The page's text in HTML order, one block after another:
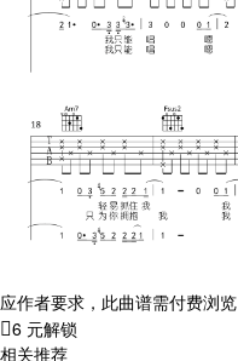
应作者要求，此曲谱需付费浏览
6 元解锁
相关推荐